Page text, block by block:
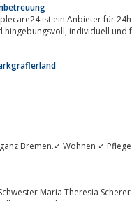
ist ein Anbieter für
betreut. Informieren
Bremen.✓ Wohnen ✓